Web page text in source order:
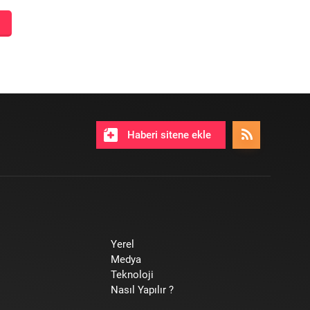
Haberi sitene ekle
Yerel
Medya
Teknoloji
Nasıl Yapılır ?